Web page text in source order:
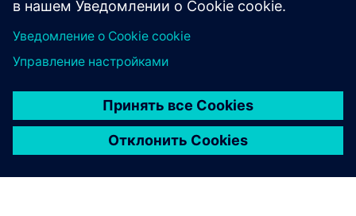
Видео| Соединение мира информационных
технологий и OT
Информация о продукте
Релиз о доставке
Руководства
Промышленный торговый центр
TIA Selection Tool
Новости WinCC V8